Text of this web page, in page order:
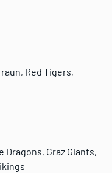
Red Tigers,
Dragons, Graz Giants,